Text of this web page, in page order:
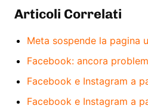
Articoli Correlati
Meta sospende la pagina
Facebook: ancora
Facebook e Instagram a
Facebook e Instagram a